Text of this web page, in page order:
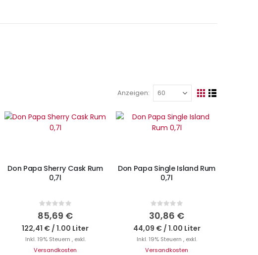
Anzeigen
Ansicht
Raster
Liste
IN DEN WARENKORB
Don Papa Sherry Cask Rum
0,7l
Rating:
0%
85,69 €
122,41 € / 1.00 Liter
Inkl. 19% Steuern , exkl.
Versandkosten
IN DEN WARENKORB
Don Papa Single Island Rum
0,7l
Rating:
0%
30,86 €
44,09 €/ 1.00 Liter
Inkl. 19% Steuern , exkl.
Versandkosten